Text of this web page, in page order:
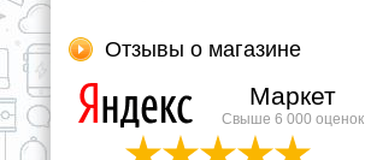
Отзывы о магазине
Маркет
Свыше 6 000 оценок